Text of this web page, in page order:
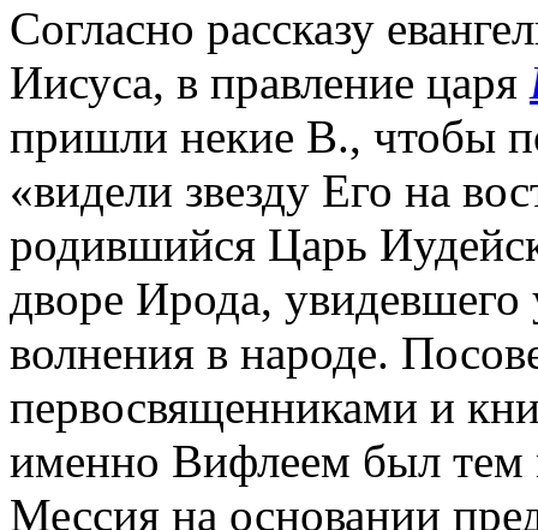
Согласно рассказу
Иисуса, в правление царя
пришли некие В., чтобы
«видели звезду Его на
родившийся Царь
дворе Ирода, увидевшего
волнения в народе.
первосвященниками и
именно Вифлеем был тем
Мессия на основании